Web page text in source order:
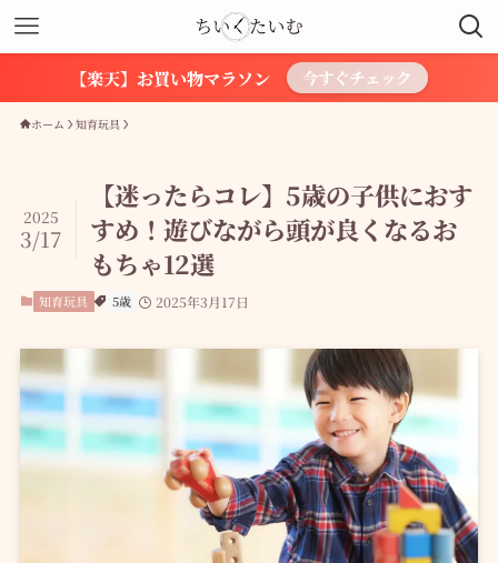
【楽天】お買い物マラソン 今すぐチェック
ホーム 知育玩具
【迷ったらコレ】5歳の子供におす
すめ！遊びながら頭が良くなるお
もちゃ12選
2025
3/17
知育玩具 5歳 2025年3月17日